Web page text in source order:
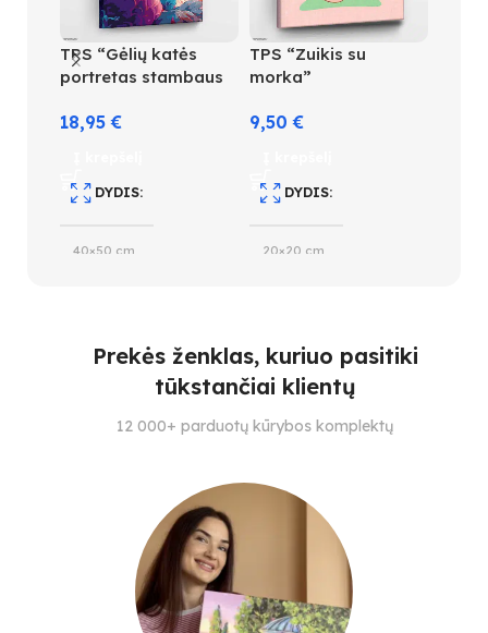
TPS “Gėlių katės
portretas stambaus
18,95€
DYDIS
40×50 cm
SUDĖTINGUMO LYGIS
TPS “Zuikis su
morka”
9,50€
DYDIS
20×20 cm
1
SPALVŲ KIEKIS
14
Prekės ženklas, kuriuo pasitiki
tūkstančiai klientų
12 000+ parduotų kūrybos komplektų